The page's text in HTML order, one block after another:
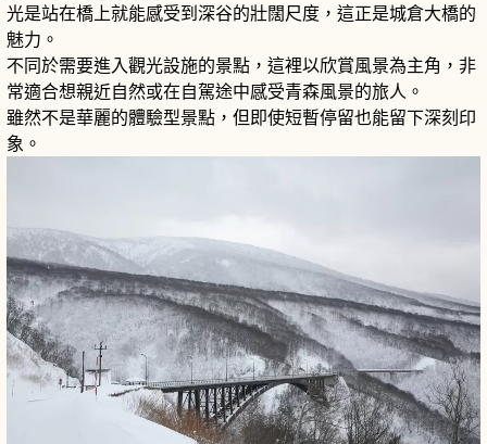
光是站在橋上就能感受到深谷的壯闊尺度，這正是城倉大橋的
魅力。
不同於需要進入觀光設施的景點，這裡以欣賞風景為主角，非
常適合想親近自然或在自駕途中感受青森風景的旅人。
雖然不是華麗的體驗型景點，但即使短暫停留也能留下深刻印
象。